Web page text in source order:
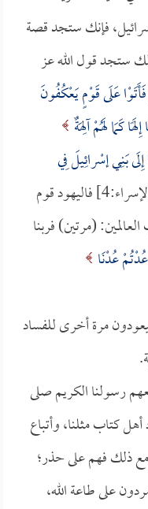
فإنك ستجد قصة
ستجد قول الله عز
عَلَى قَوْمٍ يَعْكُفُونَ
كَمَا لَهُمْ آلِهَةٌ
بَنِي إسْرائِيلَ فِي
[الإسراء:4] فاليهود قوم
(مرتين) فربنا
عُدْنَا
مرة أخرى للفساد
رسولنا الكريم صلى
أهل كتاب مثلنا، وأتباع
ذلك فهم على حذر؛
على طاعة الله،